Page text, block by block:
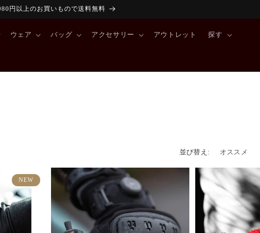
円以上のお買いもので送料無料
ウェア バッグ アクセサリー アウトレット 探す
並び替え:
NEW